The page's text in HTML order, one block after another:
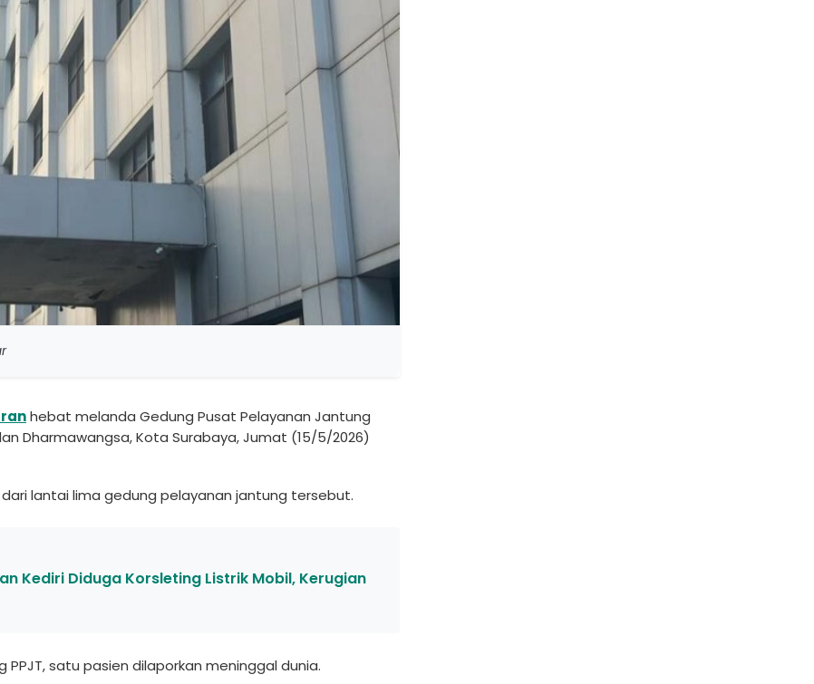
hebat melanda Gedung Pusat Pelayanan Jantung
Dharmawangsa, Kota Surabaya, Jumat (15/5/2026)
dari lantai lima gedung pelayanan jantung tersebut.
Kediri Diduga Korsleting Listrik Mobil, Kerugian
satu pasien dilaporkan meninggal dunia.